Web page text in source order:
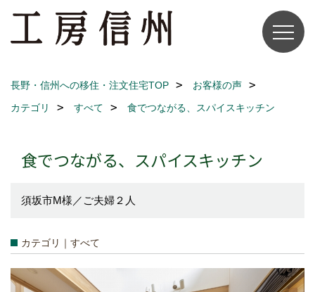
長野・信州への移住・注文住宅TOP
お客様の声
カテゴリ
すべて 食でつながる、スパイスキッチン
食でつながる、スパイスキッチン
須坂市M様／ご夫婦２人
カテゴリ｜すべて